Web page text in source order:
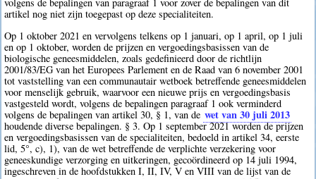
volgens de bepalingen van paragraaf 1 voor zover de bepalingen van dit
artikel nog niet zijn toegepast op deze specialiteiten.
Op 1 oktober 2021 en vervolgens telkens op 1 januari, op 1 april, op 1 juli
en op 1 oktober, worden de prijzen en vergoedingsbasissen van de
biologische geneesmiddelen, zoals gedefinieerd door de richtlijn
2001/83/EG van het Europees Parlement en de Raad van 6 november 2001
tot vaststelling van een communautair wetboek betreffende geneesmiddelen
voor menselijk gebruik, waarvoor een nieuwe prijs en vergoedingsbasis
vastgesteld wordt, volgens de bepalingen paragraaf 1 ook verminderd
volgens de bepalingen van artikel 30, § 1, van de wet van 30 juli 2013
houdende diverse bepalingen. § 3. Op 1 september 2021 worden de prijzen
en vergoedingsbasissen van de specialiteiten, bedoeld in artikel 34, eerste
lid, 5°, c), 1), van de wet betreffende de verplichte verzekering voor
geneeskundige verzorging en uitkeringen, gecoördineerd op 14 juli 1994,
ingeschreven in de hoofdstukken I, II, IV, V en VIII van de lijst van de